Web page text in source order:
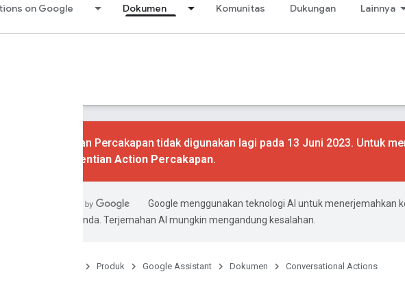
on Google Dokumen Komunitas Dukungan Lainnya
Tindakan Percakapan tidak digunakan lagi pada 13 Juni 2023. Untuk
Penghentian Action Percakapan.
Google menggunakan teknologi AI untuk menerjemahkan
pilihan Anda. Terjemahan AI mungkin mengandung kesalahan.
Produk Google Assistant Dokumen Conversational Actions